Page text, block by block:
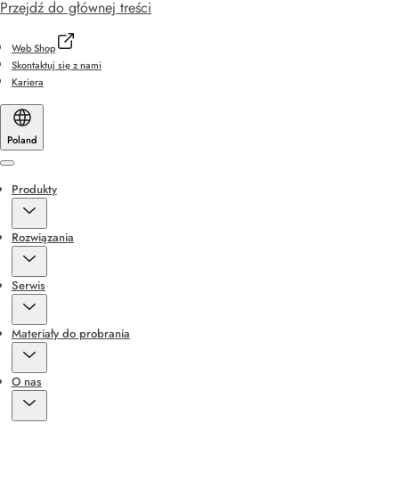
Przejdź do głównej treści
Web Shop
Skontaktuj się z nami
Kariera
Poland
Menu
Produkty
Rozwiązania
Serwis
Materiały do probrania
O nas